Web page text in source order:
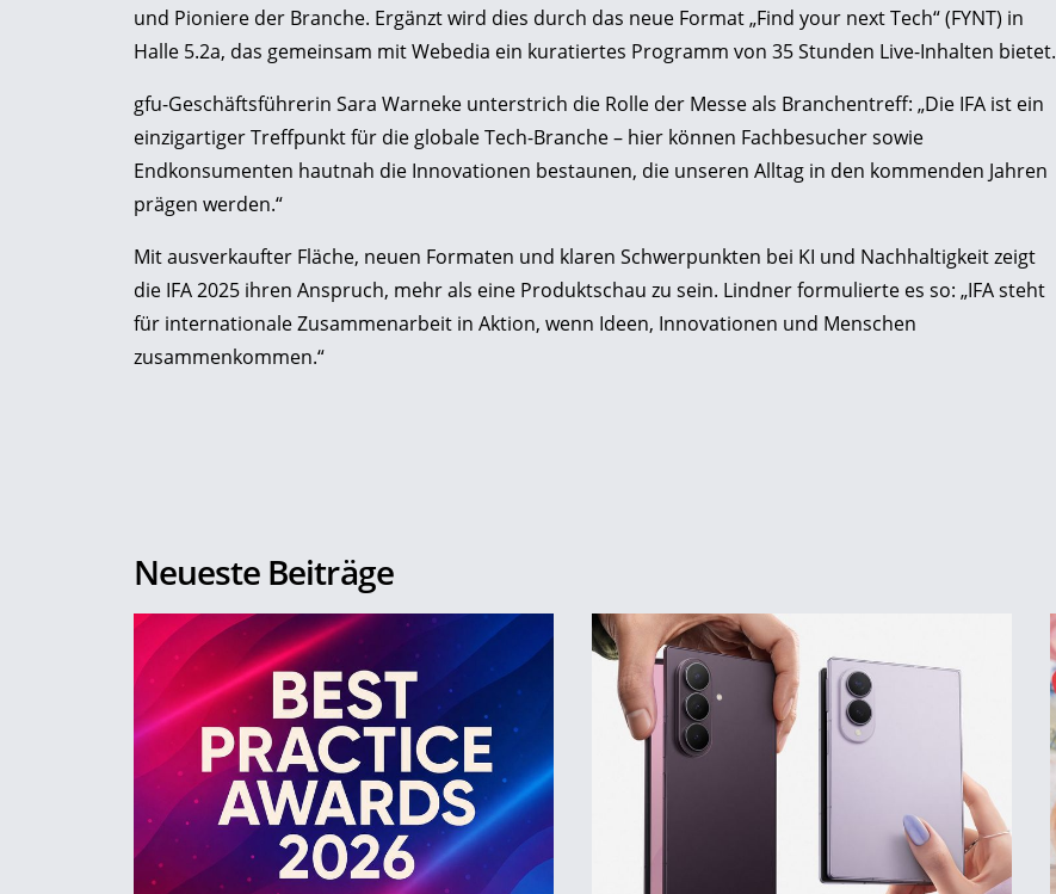
und Pioniere der Branche. Ergänzt wird dies durch das neue Format „Find your next Tech“ (FYNT) in
Halle 5.2a, das gemeinsam mit Webedia ein kuratiertes Programm von 35 Stunden Live-Inhalten bietet.
gfu-Geschäftsführerin Sara Warneke unterstrich die Rolle der Messe als Branchentreff: „Die IFA ist ein
einzigartiger Treffpunkt für die globale Tech-Branche – hier können Fachbesucher sowie
Endkonsumenten hautnah die Innovationen bestaunen, die unseren Alltag in den kommenden Jahren
prägen werden.“
Mit ausverkaufter Fläche, neuen Formaten und klaren Schwerpunkten bei KI und Nachhaltigkeit zeigt
die IFA 2025 ihren Anspruch, mehr als eine Produktschau zu sein. Lindner formulierte es so: „IFA steht
für internationale Zusammenarbeit in Aktion, wenn Ideen, Innovationen und Menschen
zusammenkommen.“
Neueste Beiträge